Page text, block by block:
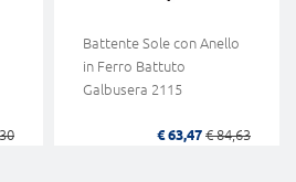
Battente Sole con Anello
in Ferro Battuto
Galbusera 2115
€ 63,47 € 84,63